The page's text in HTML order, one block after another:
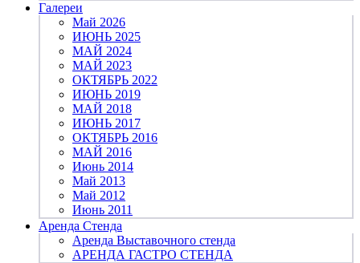
Галереи
Май 2026
ИЮНЬ 2025
МАЙ 2024
МАЙ 2023
ОКТЯБРЬ 2022
ИЮНЬ 2019
МАЙ 2018
ИЮНЬ 2017
ОКТЯБРЬ 2016
МАЙ 2016
Июнь 2014
Май 2013
Май 2012
Июнь 2011
Аренда Стенда
Аренда Выставочного стенда
АРЕНДА ГАСТРО СТЕНДА